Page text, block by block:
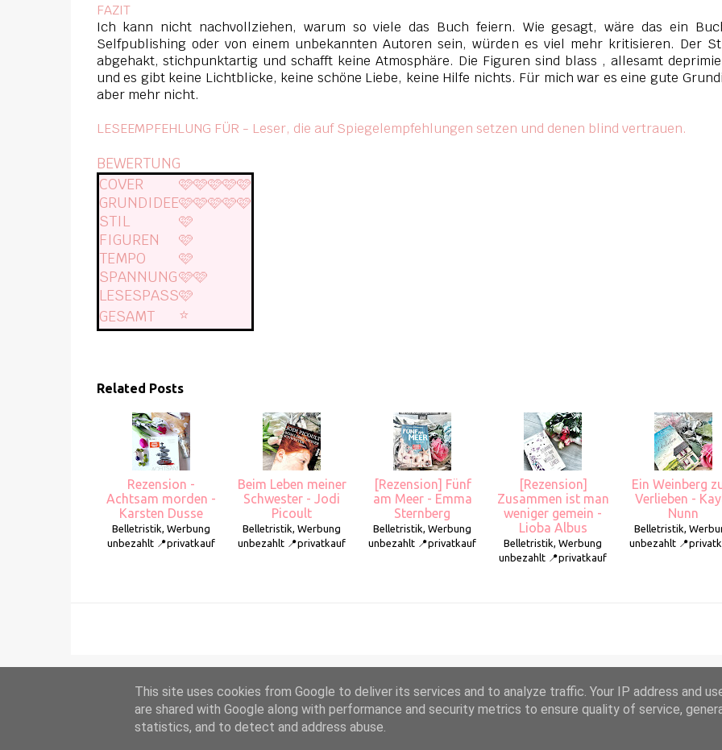
FAZIT
Ich kann nicht nachvollziehen, warum so viele das Buch feiern. Wie gesagt, wäre das ein
Selfpublishing oder von einem unbekannten Autoren sein, würden es viel mehr kritisieren. Der
abgehakt, stichpunktartig und schafft keine Atmosphäre. Die Figuren sind blass , allesamt
und es gibt keine Lichtblicke, keine schöne Liebe, keine Hilfe nichts. Für mich war es eine gute
aber mehr nicht.
LESEEMPFEHLUNG FÜR - Leser, die auf Spiegelempfehlungen setzen und denen blind vertrauen.
BEWERTUNG
COVER
🩷🩷🩷🩷🩷
GRUNDIDEE🩷🩷🩷🩷🩷
STIL
🩷
FIGUREN
🩷
TEMPO
🩷
SPANNUNG🩷🩷
LESESPASS🩷
GESAMT
⭐️
Related Posts
Rezension -
Achtsam morden -
Karsten Dusse
Belletristik, Werbung
unbezahlt 📍privatkauf
Beim Leben meiner
Schwester - Jodi
Picoult
Belletristik, Werbung
unbezahlt 📍privatkauf
[Rezension] Fünf
am Meer - Emma
Sternberg
Belletristik, Werbung
unbezahlt 📍privatkauf
[Rezension]
Zusammen ist man
weniger gemein -
Lioba Albus
Belletristik, Werbung
unbezahlt 📍privatkauf
Ein Weinberg
Verlieben -
Nunn
Belletristik,
unbezahlt
Powered by Blogger
This site uses cookies from Google to deliver its services and to analyze traffic. Your IP address and
are shared with Google along with performance and security metrics to ensure quality of service,
statistics, and to detect and address abuse.